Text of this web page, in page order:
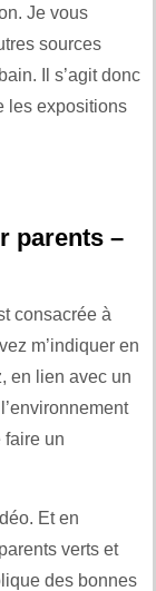
Je vous
sources
Il s’agit donc
les expositions
parents –
consacrée à
m’indiquer en
en lien avec un
faire un
Et en
verts et
des bonnes